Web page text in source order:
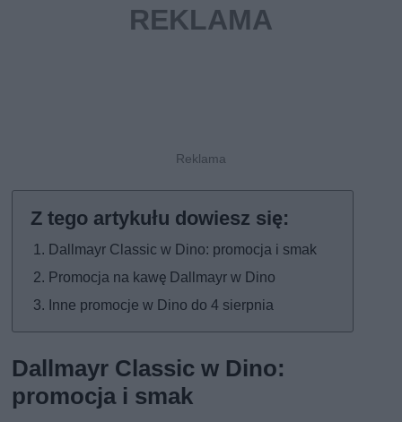
Dallmayr Classic w Dino: promocja i smak
Promocja na kawę Dallmayr w Dino
Inne promocje w Dino do 4 sierpnia
Dallmayr Classic w Dino:
promocja i smak